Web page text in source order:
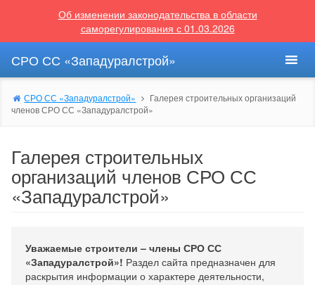
Об изменении законодательства в области
саморегулирования с 01.03.2026
СРО СС «Западуралстрой»
СРО СС «Западуралстрой»
Галерея строительных организаций
членов СРО СС «Западуралстрой»
Галерея строительных
организаций членов СРО СС
«Западуралстрой»
Уважаемые строители – члены СРО СС
«Западуралстрой»! Раздел сайта предназначен для
раскрытия информации о характере деятельности,